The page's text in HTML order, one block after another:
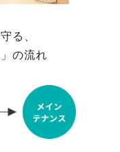
る、
の流れ